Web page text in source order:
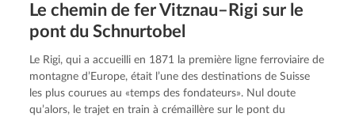
Le chemin de fer Vitznau–Rigi sur le
pont du Schnurtobel
Le Rigi, qui a accueilli en 1871 la première ligne ferroviaire de
montagne d’Europe, était l’une des destinations de Suisse
les plus courues au «temps des fondateurs». Nul doute
qu’alors, le trajet en train à crémaillère sur le pont du